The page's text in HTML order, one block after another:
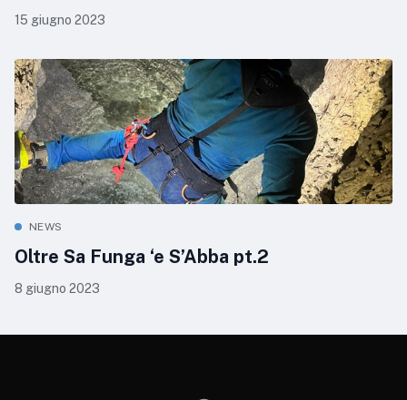
15 giugno 2023
NEWS
Oltre Sa Funga ‘e S’Abba pt.2
8 giugno 2023